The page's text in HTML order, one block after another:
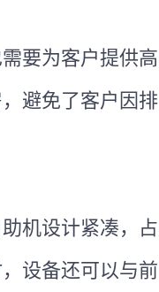
要为客户提供
避免了客户因
机设计紧凑，
设备还可以与